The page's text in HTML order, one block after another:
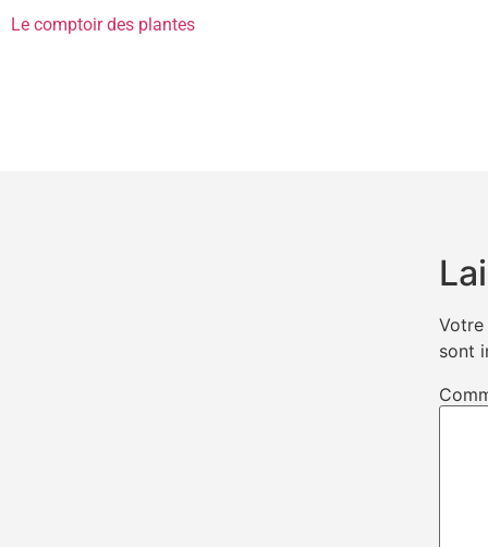
Le comptoir des plantes
Votre
sont